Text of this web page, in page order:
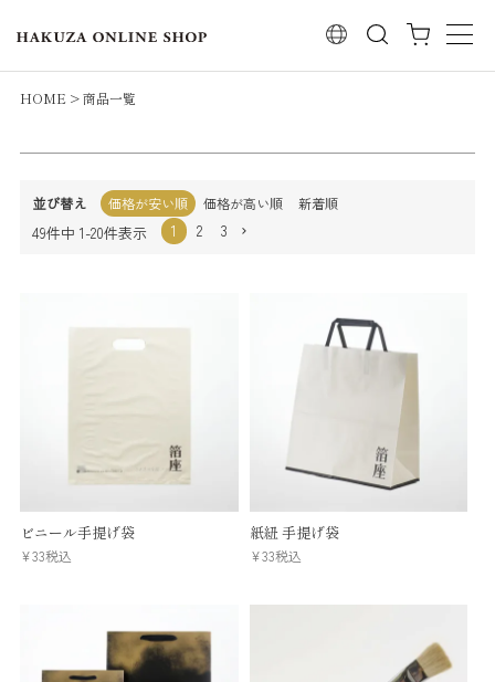
検索
HOME 商品一覧
キーワードヒット順
並び替え 価格が安い順 価格が高い順 新着順
49件中 1-20件表示 1 2 3
ビニール手提げ袋
¥33税込
紙紐 手提げ袋
¥33税込